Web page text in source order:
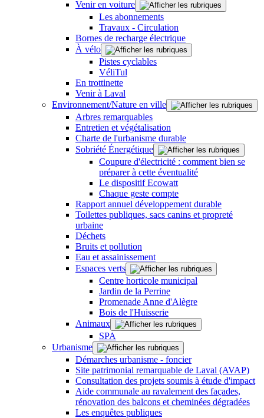
Venir en voiture
Les abonnements
Travaux - Circulation
Bornes de recharge électrique
À vélo
Pistes cyclables
VéliTul
En trottinette
Venir à Laval
Environnement/Nature en ville
Arbres remarquables
Entretien et végétalisation
Charte de l'urbanisme durable
Sobriété Énergétique
Coupure d'électricité : comment bien se
préparer à cette éventualité
Le dispositif Ecowatt
Chaque geste compte
Rapport annuel développement durable
Toilettes publiques, sacs canins et propreté
urbaine
Déchets
Bruits et pollution
Eau et assainissement
Espaces verts
Centre horticole municipal
Jardin de la Perrine
Promenade Anne d'Alègre
Bois de l'Huisserie
Animaux
SPA
Urbanisme
Démarches urbanisme - foncier
Site patrimonial remarquable de Laval (AVAP)
Consultation des projets soumis à étude d'impact
Aide communale au ravalement des façades,
rénovation des balcons et cheminées dégradées
Les enquêtes publiques